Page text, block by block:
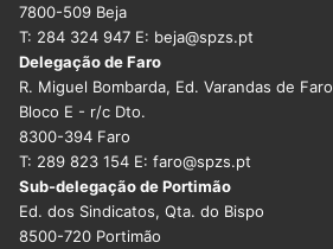
7800-509 Beja
T: 284 324 947 E: beja@spzs.pt
Delegação de Faro
R. Miguel Bombarda, Ed. Varandas de Faro
Bloco E - r/c Dto.
8300-394 Faro
T: 289 823 154 E: faro@spzs.pt
Sub-delegação de Portimão
Ed. dos Sindicatos, Qta. do Bispo
8500-720 Portimão